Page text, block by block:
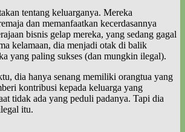
tentang keluarganya. Mereka
dan memanfaatkan kecerdasannya
bisnis gelap mereka, yang sedang gagal
kelamaan, dia menjadi otak di balik
yang paling sukses (dan mungkin ilegal).
dia hanya senang memiliki orangtua yang
kontribusi kepada keluarga yang
tidak ada yang peduli padanya. Tapi dia
itu.